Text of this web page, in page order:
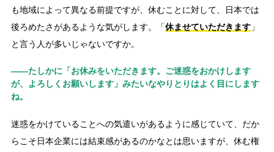
も地域によって異なる前提ですが、休むことに対して、日本では
後ろめたさがあるような気がします。「休ませていただきます」
と言う人が多いじゃないですか。
――たしかに「お休みをいただきます。ご迷惑をおかけします
が、よろしくお願いします」みたいなやりとりはよく目にします
ね。
迷惑をかけていることへの気遣いがあるように感じていて、だか
らこそ日本企業には結束感があるのかなとは思いますが、休む権